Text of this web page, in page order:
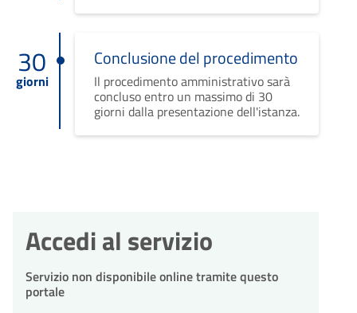
30
giorni
Conclusione del procedimento
Il procedimento amministrativo sarà
concluso entro un massimo di 30
giorni dalla presentazione dell'istanza.
Accedi al servizio
Servizio non disponibile online tramite questo
portale